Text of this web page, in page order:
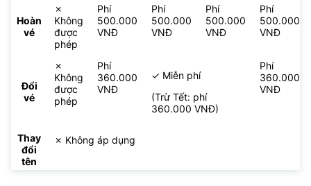
Hoàn
vé
✗
Không
được
phép
Phí
500.000
VNĐ
Phí
500.000
VNĐ
Phí
500.000
VNĐ
Phí
500.000
VNĐ
Đổi
vé
✗
Không
được
phép
Phí
360.000
VNĐ
✓ Miễn phí
(Trừ Tết: phí
360.000 VNĐ)
Phí
360.000
VNĐ
Thay
đổi
tên
✗ Không áp dụng